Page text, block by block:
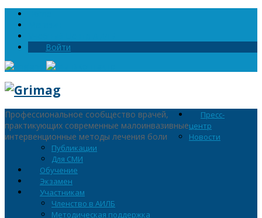
Войти
Профессиональное сообщество врачей,
практикующих современные малоинвазивные
интервенционные методы лечения боли
Пресс-
центр
Новости
Публикации
Для СМИ
Обучение
Экзамен
Участникам
Членство в АИЛБ
Методическая поддержка